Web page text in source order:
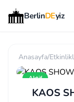
BerlinDEyiz
Anasayfa/
Aktif
KAOS